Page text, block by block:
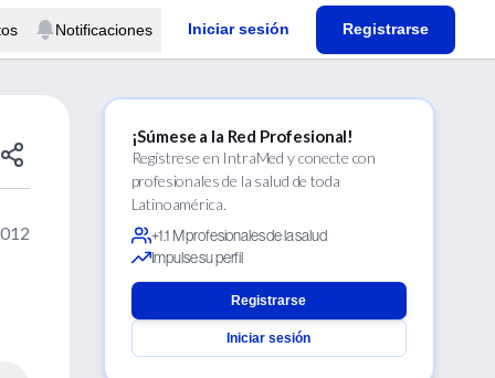
Notificaciones Iniciar sesión Registrarse
¡Súmese a la Red Profesional!
Regístrese en IntraMed y conecte con
profesionales de la salud de toda
Latinoamérica.
+1.1 M profesionales de la salud
Impulse su perfil
Registrarse
Iniciar sesión